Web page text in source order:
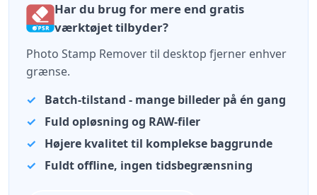
Har du brug for mere end gratis
værktøjet tilbyder?
Photo Stamp Remover til desktop fjerner enhver
grænse.
Batch-tilstand - mange billeder på én gang
Fuld opløsning og RAW-filer
Højere kvalitet til komplekse baggrunde
Fuldt offline, ingen tidsbegrænsning